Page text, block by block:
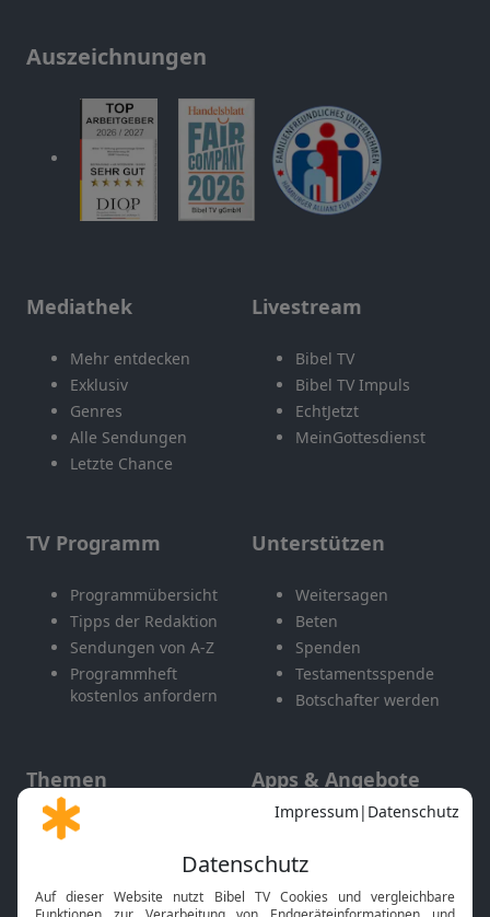
Auszeichnungen
Mediathek
Mehr entdecken
Exklusiv
Genres
Alle Sendungen
Letzte Chance
Livestream
Bibel TV
Bibel TV Impuls
EchtJetzt
MeinGottesdienst
TV Programm
Programmübersicht
Tipps der Redaktion
Sendungen von A-Z
Programmheft
kostenlos anfordern
Unterstützen
Weitersagen
Beten
Spenden
Testamentsspende
Botschafter werden
Themen
Gott und Bibel erklärt
Neuigkeiten
Apps & Angebote
Mobile App
Smart TV